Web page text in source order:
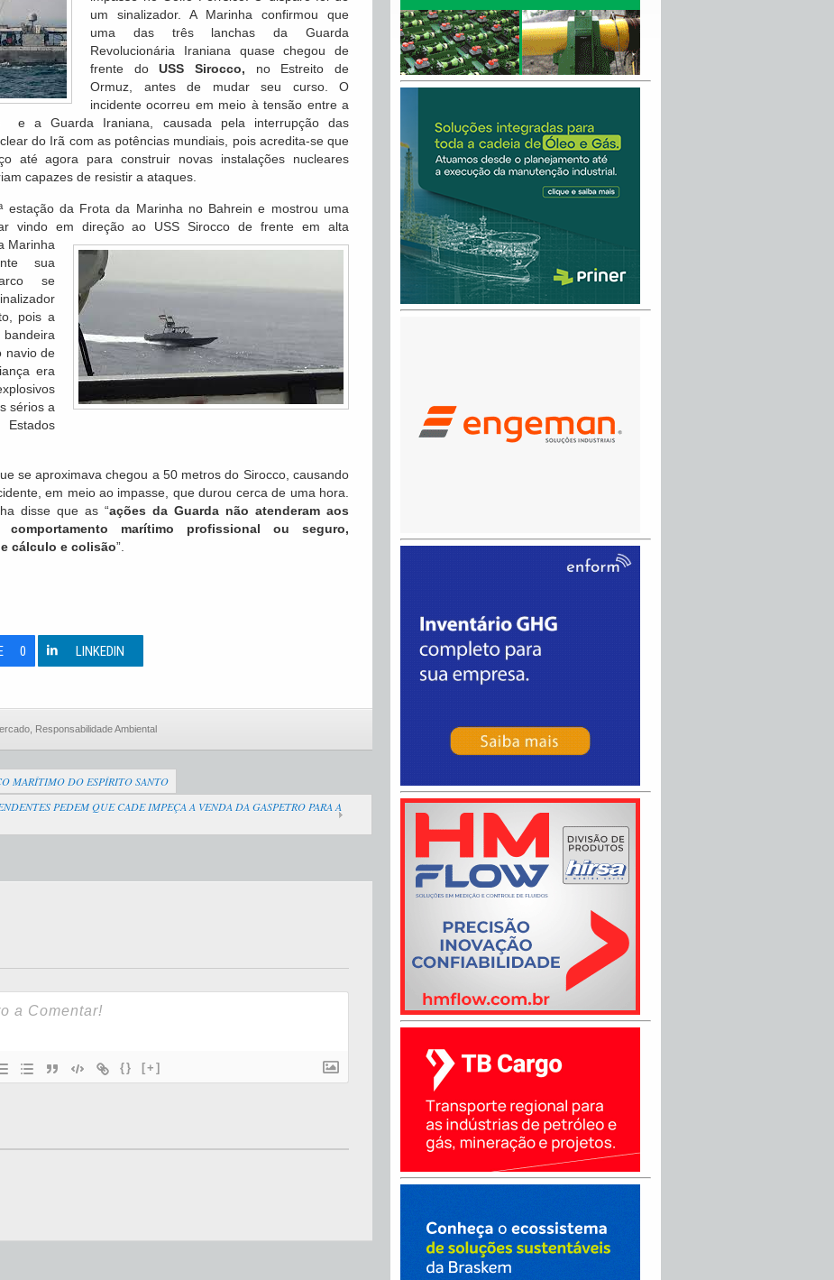
um sinalizador. A Marinha confirmou que
uma das três lanchas da Guarda
Revolucionária Iraniana quase chegou de
frente doUSS Sirocco, no Estreito de
Ormuz, antes de mudar seu curso. O
incidente ocorreu em meio à tensão entre a
e a Guarda Iraniana, causada pela interrupção das
do Irã com as potências mundiais, pois acredita-se que
até agora para construir novas instalações nucleares
capazes de resistir a ataques.
estação da Frota da Marinha no Bahrein e mostrou uma
vindo em direção ao USS Sirocco de frente em alta
Marinha
sua
se
pois a
navio de
era
sérios a
se aproximava chegou a 50 metros do Sirocco, causando
em meio ao impasse, que durou cerca de uma hora.
disse que as “ações da Guarda não atenderam aos
comportamento marítimo profissional ou seguro,
cálculo e colisão”.
0 LINKEDIN
Responsabilidade Ambiental
MARÍTIMO DO ESPÍRITO SANTO
PEDEM QUE CADE IMPEÇA A VENDA DA GASPETRO PARA A
{} [+]